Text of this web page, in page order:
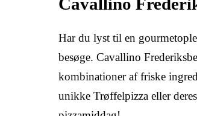
Cavallino
Har du lyst til en
besøge. Cavallino
kombinationer af friske
unikke Trøffelpizza eller